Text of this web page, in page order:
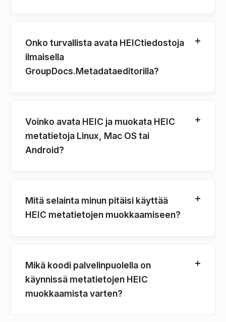
Onko turvallista avata HEICtiedostoja
ilmaisella
GroupDocs.Metadataeditorilla?
Voinko avata HEIC ja muokata HEIC
metatietoja Linux, Mac OS tai
Android?
Mitä selainta minun pitäisi käyttää
HEIC metatietojen muokkaamiseen?
Mikä koodi palvelinpuolella on
käynnissä metatietojen HEIC
muokkaamista varten?